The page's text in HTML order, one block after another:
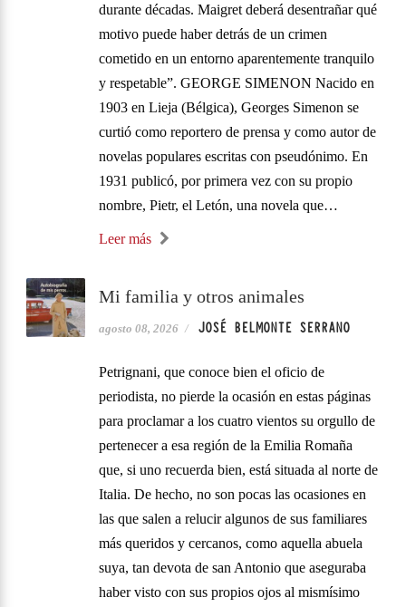
durante décadas. Maigret deberá desentrañar qué
motivo puede haber detrás de un crimen
cometido en un entorno aparentemente tranquilo
y respetable”. GEORGE SIMENON Nacido en
1903 en Lieja (Bélgica), Georges Simenon se
curtió como reportero de prensa y como autor de
novelas populares escritas con pseudónimo. En
1931 publicó, por primera vez con su propio
nombre, Pietr, el Letón, una novela que…
Leer más
Mi familia y otros animales
agosto 08, 2026 / JOSÉ BELMONTE SERRANO
Petrignani, que conoce bien el oficio de
periodista, no pierde la ocasión en estas páginas
para proclamar a los cuatro vientos su orgullo de
pertenecer a esa región de la Emilia Romaña
que, si uno recuerda bien, está situada al norte de
Italia. De hecho, no son pocas las ocasiones en
las que salen a relucir algunos de sus familiares
más queridos y cercanos, como aquella abuela
suya, tan devota de san Antonio que aseguraba
haber visto con sus propios ojos al mismísimo